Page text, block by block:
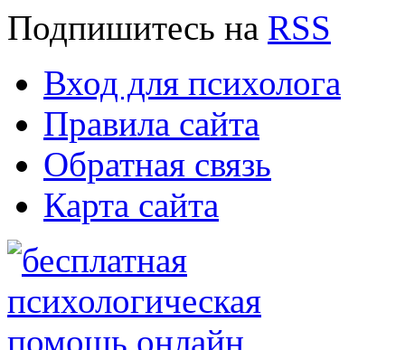
Подпишитесь на RSS
Вход для психолога
Правила сайта
Обратная связь
Карта сайта